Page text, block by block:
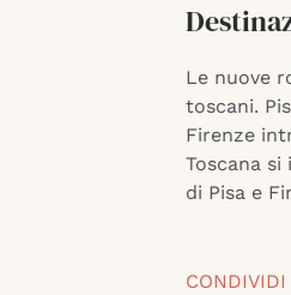
Le nuove
toscani.
Firenze
Toscana
di Pisa e
CONDIVIDI